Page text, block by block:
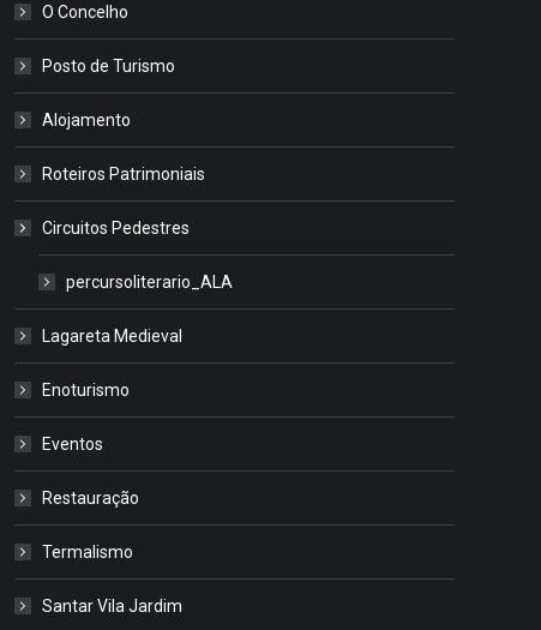
O Concelho
Posto de Turismo
Alojamento
Roteiros Patrimoniais
Circuitos Pedestres
percursoliterario_ALA
Lagareta Medieval
Enoturismo
Eventos
Restauração
Termalismo
Santar Vila Jardim